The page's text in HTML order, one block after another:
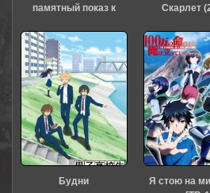
памятный показ к
«Евангелиона» (2026)
Скарлет
Будни
Я стою на